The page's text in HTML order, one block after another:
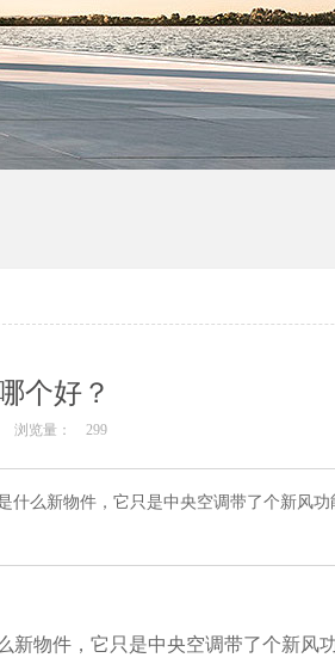
个好？
浏览量： 299
什么新物件，它只是中央空调带了个新风功
新物件，它只是中央空调带了个新风